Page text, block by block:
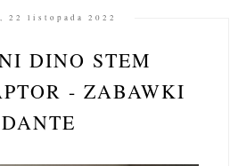
22 listopada 2022
DINO STEM
- ZABAWKI
DANTE